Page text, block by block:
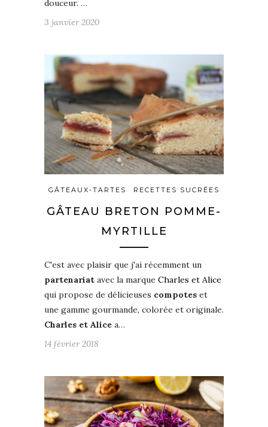
douceur. …
3 janvier 2020
GÂTEAUX-TARTES RECETTES SUCRÉES
GÂTEAU BRETON POMME-
MYRTILLE
C'est avec plaisir que j'ai récemment un
partenariat avec la marque Charles et Alice
qui propose de délicieuses compotes et
une gamme gourmande, colorée et originale.
Charles et Alice a…
14 février 2018